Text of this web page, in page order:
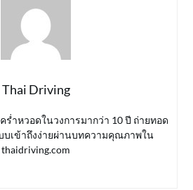
Thai Driving
ำหวอดในวงการมากว่า 10 ปี ถ่ายทอด
เข้าถึงง่ายผ่านบทความคุณภาพใน
thaidriving.com